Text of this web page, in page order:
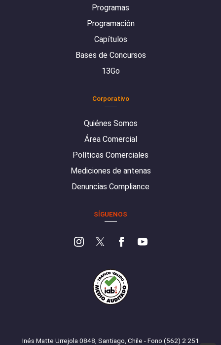
Programas
Programación
Capítulos
Bases de Concursos
13Go
Corporativo
Quiénes Somos
Área Comercial
Políticas Comerciales
Mediciones de antenas
Denuncias Compliance
SÍGUENOS
Inés Matte Urrejola 0848, Santiago, Chile - Fono (562) 2 251